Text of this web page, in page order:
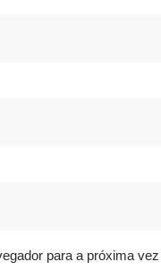
para a próxima